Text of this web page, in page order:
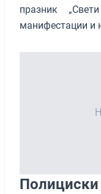
празник
манифестации и